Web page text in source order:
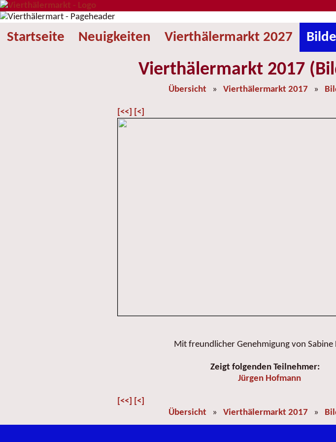
Startseite Neuigkeiten Vierthälermarkt 2027
Vierthälermarkt 2017
Übersicht » Vierthälermarkt 2017 »
[<<] [<]
Mit freundlicher Genehmigung von Sabine
Zeigt folgenden Teilnehmer:
Jürgen Hofmann
[<<] [<]
Übersicht » Vierthälermarkt 2017 »